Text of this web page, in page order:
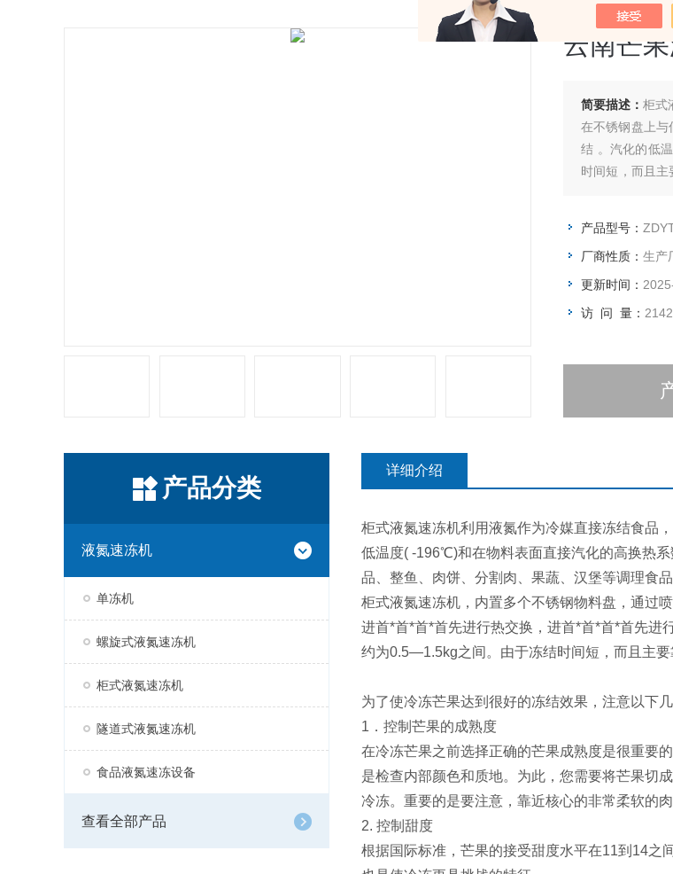
云南芒
简要描述： 柜式
在不锈钢盘上与
结 。汽化的低
时间短，而且主
产品型号：
厂商性质： 生产
更新时间：
访 问 量： 2142
产品分类
液氮速冻机
单冻机
螺旋式液氮速冻机
柜式液氮速冻机
隧道式液氮速冻机
食品液氮速冻设备
查看全部产品
详细介绍
柜式液氮速冻机利用液氮作为冷媒直接冻结食品
低温度( -196℃)和在物料表面直接汽化的高换热
品、整鱼、肉饼、分割肉、果蔬、汉堡等调理食
柜式液氮速冻机，内置多个不锈钢物料盘，通过
进首*首*首*首先进行热交换，进首*首*首*首先进
约为0.5—1.5kg之间。由于冻结时间短，而且主
为了使冷冻芒果达到很好的冻结效果，注意以下几
1．控制芒果的成熟度
在冷冻芒果之前选择正确的芒果成熟度是很重要
是检查内部颜色和质地。为此，您需要将芒果切
冷冻。重要的是要注意，靠近核心的非常柔软的
2. 控制甜度
根据国际标准，芒果的接受甜度水平在11到14之